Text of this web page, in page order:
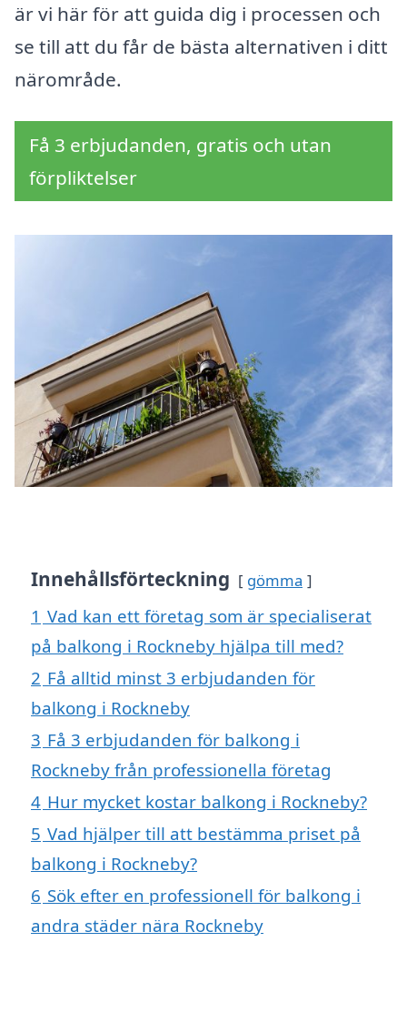
är vi här för att guida dig i processen och
se till att du får de bästa alternativen i ditt
närområde.
Få 3 erbjudanden, gratis och utan
förpliktelser
Innehållsförteckning gömma
1 Vad kan ett företag som är specialiserat
på balkong i Rockneby hjälpa till med?
2 Få alltid minst 3 erbjudanden för
balkong i Rockneby
3 Få 3 erbjudanden för balkong i
Rockneby från professionella företag
4 Hur mycket kostar balkong i Rockneby?
5 Vad hjälper till att bestämma priset på
balkong i Rockneby?
6 Sök efter en professionell för balkong i
andra städer nära Rockneby